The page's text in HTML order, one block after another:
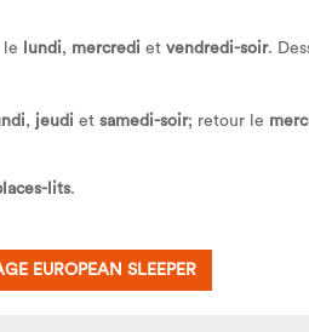
le lundi, mercredi et vendredi-soir.
, jeudi et samedi-soir; retour le
lits.
EUROPEAN SLEEPER